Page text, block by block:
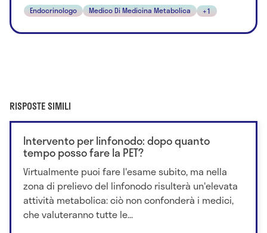
Endocrinologo Medico Di Medicina Metabolica +1
RISPOSTE SIMILI
Intervento per linfonodo: dopo quanto
tempo posso fare la PET?
Virtualmente puoi fare l'esame subito, ma nella
zona di prelievo del linfonodo risulterà un'elevata
attività metabolica: ciò non confonderà i medici,
che valuteranno tutte le...